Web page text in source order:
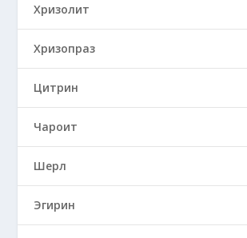
Хризолит
Хризопраз
Цитрин
Чароит
Шерл
Эгирин